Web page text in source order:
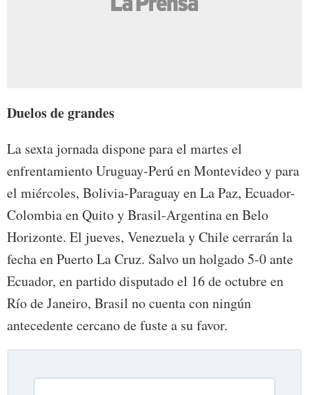
Duelos de grandes
La sexta jornada dispone para el martes el
enfrentamiento Uruguay-Perú en Montevideo y para
el miércoles, Bolivia-Paraguay en La Paz, Ecuador-
Colombia en Quito y Brasil-Argentina en Belo
Horizonte. El jueves, Venezuela y Chile cerrarán la
fecha en Puerto La Cruz. Salvo un holgado 5-0 ante
Ecuador, en partido disputado el 16 de octubre en
Río de Janeiro, Brasil no cuenta con ningún
antecedente cercano de fuste a su favor.